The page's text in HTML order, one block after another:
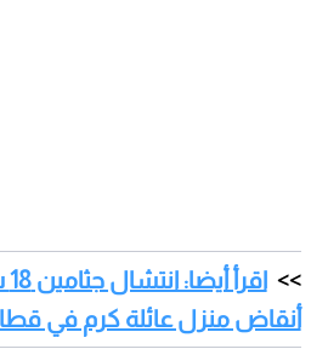
أنقاض منزل عائلة كرم في